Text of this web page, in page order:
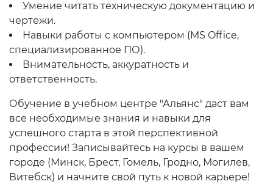
Умение читать техническую документацию и
чертежи.
Навыки работы с компьютером (MS Office,
специализированное ПО).
Внимательность, аккуратность и
ответственность.
Обучение в учебном центре "Альянс" даст вам
все необходимые знания и навыки для
успешного старта в этой перспективной
профессии! Записывайтесь на курсы в вашем
городе (Минск, Брест, Гомель, Гродно, Могилев,
Витебск) и начните свой путь к новой карьере!